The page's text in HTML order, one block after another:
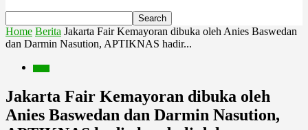
Home Berita Jakarta Fair Kemayoran dibuka oleh Anies Baswedan
dan Darmin Nasution, APTIKNAS hadir...
Jakarta Fair Kemayoran dibuka oleh
Anies Baswedan dan Darmin Nasution,